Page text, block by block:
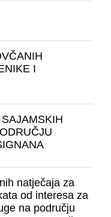
I
natječaja za
od interesa za
na području